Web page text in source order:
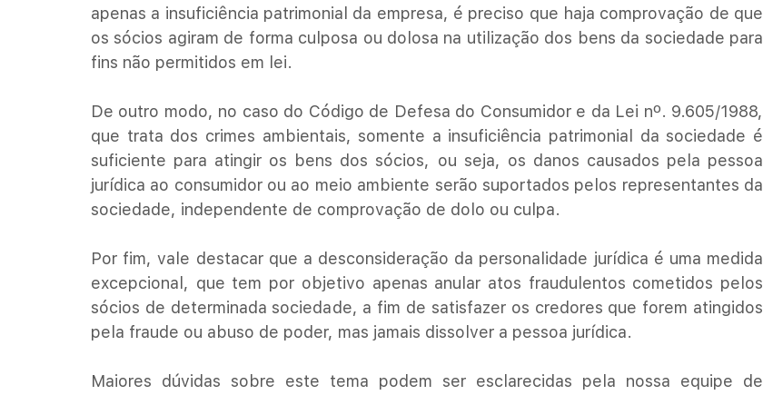
apenas a insuficiência patrimonial da empresa, é preciso que haja comprovação de que
os sócios agiram de forma culposa ou dolosa na utilização dos bens da sociedade para
fins não permitidos em lei.
De outro modo, no caso do Código de Defesa do Consumidor e da Lei nº. 9.605/1988,
que trata dos crimes ambientais, somente a insuficiência patrimonial da sociedade é
suficiente para atingir os bens dos sócios, ou seja, os danos causados pela pessoa
jurídica ao consumidor ou ao meio ambiente serão suportados pelos representantes da
sociedade, independente de comprovação de dolo ou culpa.
Por fim, vale destacar que a desconsideração da personalidade jurídica é uma medida
excepcional, que tem por objetivo apenas anular atos fraudulentos cometidos pelos
sócios de determinada sociedade, a fim de satisfazer os credores que forem atingidos
pela fraude ou abuso de poder, mas jamais dissolver a pessoa jurídica.
Maiores dúvidas sobre este tema podem ser esclarecidas pela nossa equipe de